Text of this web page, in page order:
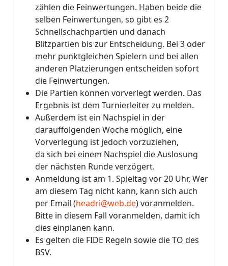
zählen die Feinwertungen. Haben beide die
selben Feinwertungen, so gibt es 2
Schnellschachpartien und danach
Blitzpartien bis zur Entscheidung. Bei 3 oder
mehr punktgleichen Spielern und bei allen
anderen Platzierungen entscheiden sofort
die Feinwertungen.
Die Partien können vorverlegt werden. Das
Ergebnis ist dem Turnierleiter zu melden.
Außerdem ist ein Nachspiel in der
darauffolgenden Woche möglich, eine
Vorverlegung ist jedoch vorzuziehen,
da sich bei einem Nachspiel die Auslosung
der nächsten Runde verzögert.
Anmeldung ist am 1. Spieltag vor 20 Uhr. Wer
am diesem Tag nicht kann, kann sich auch
per Email (headri@web.de) voranmelden.
Bitte in diesem Fall voranmelden, damit ich
dies einplanen kann.
Es gelten die FIDE Regeln sowie die TO des
BSV.